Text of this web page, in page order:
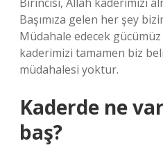
Başımıza gelen her şey
Müdahale edecek
kaderimizi tamamen biz
müdahalesi yoktur.
Kaderde ne
baş?